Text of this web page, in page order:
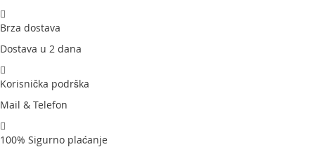
Brza dostava
Dostava u 2 dana
Korisnička podrška
Mail & Telefon
100% Sigurno plaćanje